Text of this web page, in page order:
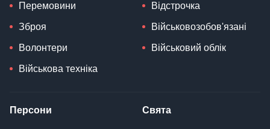
Перемовини
Зброя
Волонтери
Військова техніка
Відстрочка
Військовозобов'язані
Військовий облік
Персони Свята